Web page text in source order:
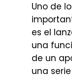
Uno de
es el
una
de un
una